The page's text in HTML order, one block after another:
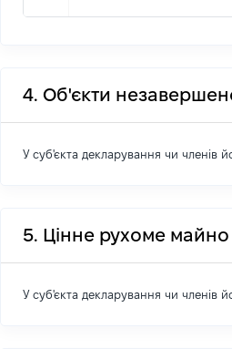
4. Об'єкти
У суб'єкта декларування чи членів
5. Цінне рухоме майно
У суб'єкта декларування чи членів